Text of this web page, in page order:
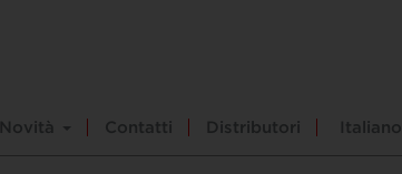
Novità Contatti Distributori Italiano